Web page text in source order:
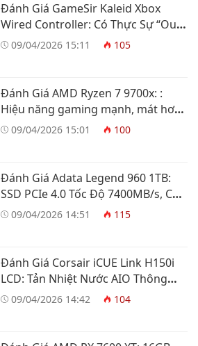
Đánh Giá GameSir Kaleid Xbox
Wired Controller: Có Thực Sự “Out
Trình” Tay Cầm Xbox?
09/04/2026 15:11 105
Đánh Giá AMD Ryzen 7 9700x: :
Hiệu năng gaming mạnh, mát hơn
và tiết kiệm điện
09/04/2026 15:01 100
Đánh Giá Adata Legend 960 1TB:
SSD PCIe 4.0 Tốc Độ 7400MB/s, Có
Đáng Mua?
09/04/2026 14:51 115
Đánh Giá Corsair iCUE Link H150i
LCD: Tản Nhiệt Nước AIO Thông
Minh
09/04/2026 14:42 104